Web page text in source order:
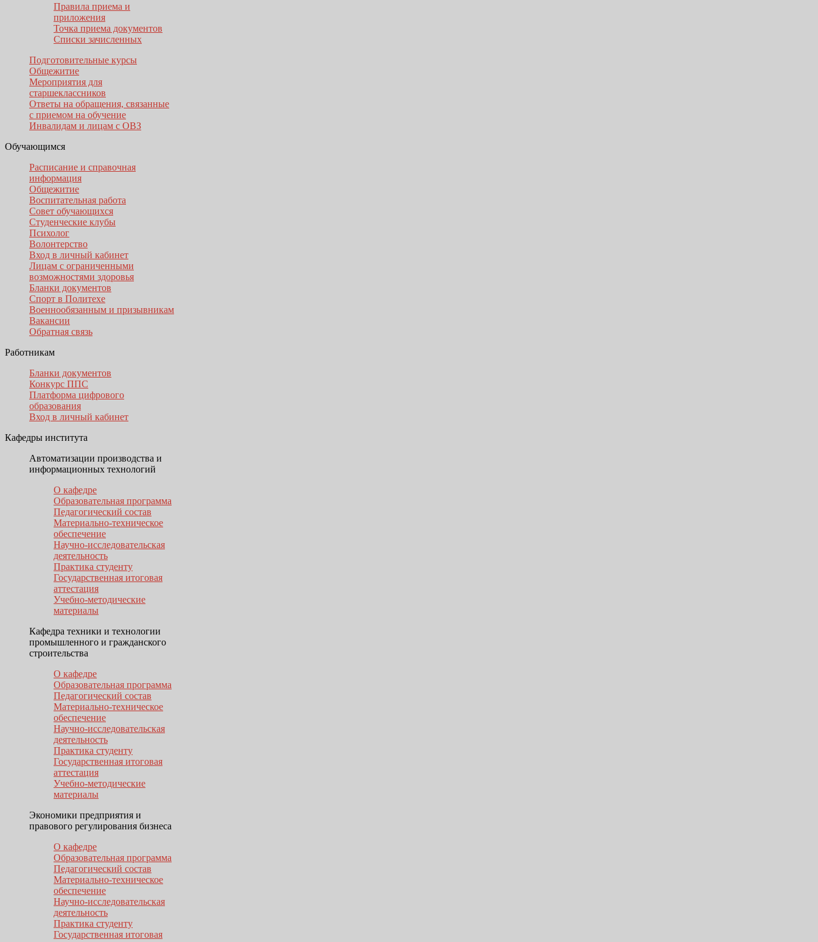
Правила приема и
приложения
Точка приема документов
Списки зачисленных
Подготовительные курсы
Общежитие
Мероприятия для
старшеклассников
Ответы на обращения, связанные
с приемом на обучение
Инвалидам и лицам с ОВЗ
Обучающимся
Расписание и справочная
информация
Общежитие
Воспитательная работа
Совет обучающихся
Студенческие клубы
Психолог
Волонтерство
Вход в личный кабинет
Лицам с ограниченными
возможностями здоровья
Бланки документов
Спорт в Политехе
Военнообязанным и призывникам
Вакансии
Обратная связь
Работникам
Бланки документов
Конкурс ППС
Платформа цифрового
образования
Вход в личный кабинет
Кафедры института
Автоматизации производства и
информационных технологий
О кафедре
Образовательная программа
Педагогический состав
Материально-техническое
обеспечение
Научно-исследовательская
деятельность
Практика студенту
Государственная итоговая
аттестация
Учебно-методические
материалы
Кафедра техники и технологии
промышленного и гражданского
строительства
О кафедре
Образовательная программа
Педагогический состав
Материально-техническое
обеспечение
Научно-исследовательская
деятельность
Практика студенту
Государственная итоговая
аттестация
Учебно-методические
материалы
Экономики предприятия и
правового регулирования бизнеса
О кафедре
Образовательная программа
Педагогический состав
Материально-техническое
обеспечение
Научно-исследовательская
деятельность
Практика студенту
Государственная итоговая